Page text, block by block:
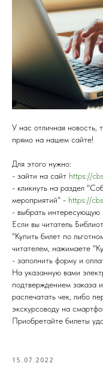
У нас отличная новость,
прямо на нашем сайте!
Для этого нужно:
- зайти на сайт https://
- кликнуть на раздел
мероприятий" - https://
- выбрать интересующую
Если вы читатель
"Купить билет по
читателем, нажимаете
- заполнить форму и
На указанную вами
подтверждением заказа
распечатать чек, либо
экскурсоводу на
Приобретайте билеты
15.07.2022